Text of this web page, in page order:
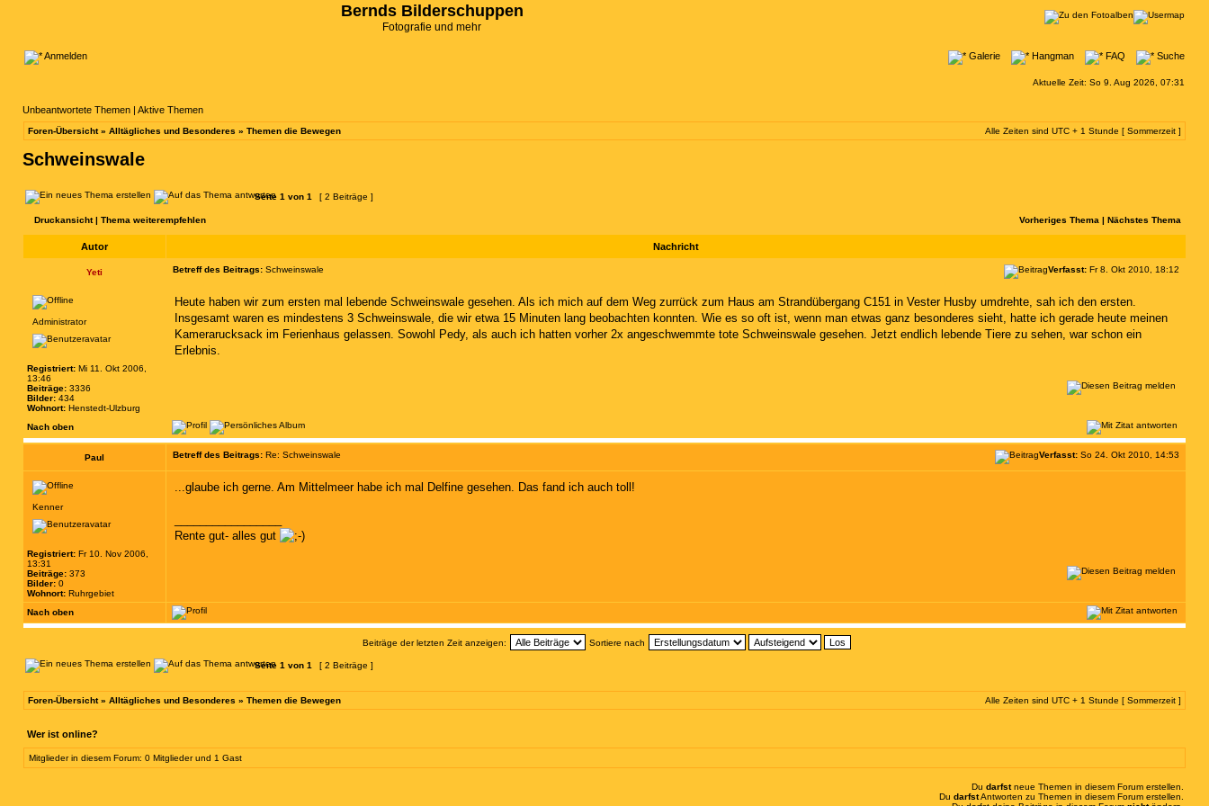
Bernds Bilderschuppen
Fotografie und mehr
Anmelden Galerie Hangman FAQ Suche
Aktuelle Zeit: So 9. Aug 2026, 07:31
Unbeantwortete Themen | Aktive Themen
Foren-Übersicht» Alltägliches und Besonderes » Themen die Bewegen Alle Zeiten sind UTC + 1 Stunde [ Sommerzeit ]
Schweinswale
Seite 1 von 1 [ 2 Beiträge ]
Druckansicht| Thema weiterempfehlen Vorheriges Thema | Nächstes Thema
Autor Nachricht
Yeti Betreff des Beitrags: Schweinswale Verfasst: Fr 8. Okt 2010, 18:12
Administrator
Registriert: Mi 11. Okt 2006,
13:46
Beiträge: 3336
Bilder: 434
Wohnort: Henstedt-Ulzburg
Heute haben wir zum ersten mal lebende Schweinswale gesehen. Als ich mich auf dem Weg zurrück zum Haus am Strandübergang C151 in Vester Husby umdrehte, sah ich den ersten.
Insgesamt waren es mindestens 3 Schweinswale, die wir etwa 15 Minuten lang beobachten konnten. Wie es so oft ist, wenn man etwas ganz besonderes sieht, hatte ich gerade heute meinen
Kamerarucksack im Ferienhaus gelassen. Sowohl Pedy, als auch ich hatten vorher 2x angeschwemmte tote Schweinswale gesehen. Jetzt endlich lebende Tiere zu sehen, war schon ein
Erlebnis.
Nach oben
Paul Betreff des Beitrags: Re: Schweinswale Verfasst: So 24. Okt 2010, 14:53
Kenner
Registriert: Fr 10. Nov 2006,
13:31
Beiträge: 373
Bilder: 0
Wohnort: Ruhrgebiet
...glaube ich gerne. Am Mittelmeer habe ich mal Delfine gesehen. Das fand ich auch toll!
Rente gut- alles gut
Nach oben
Beiträge der letzten Zeit anzeigen: Sortiere nach
Seite 1 von 1 [ 2 Beiträge ]
Foren-Übersicht» Alltägliches und Besonderes » Themen die Bewegen Alle Zeiten sind UTC + 1 Stunde [ Sommerzeit ]
Wer ist online?
Mitglieder in diesem Forum: 0 Mitglieder und 1 Gast
Du darfstneue Themen in diesem Forum erstellen.
Du darfstAntworten zu Themen in diesem Forum erstellen.